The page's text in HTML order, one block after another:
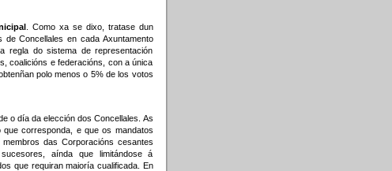
. Como xa se dixo, tratase dun
de Concellales en cada Axuntamento
regla do sistema de representación
coalicións e federacións, con a única
polo menos o 5% de los votos
o día da elección dos Concellales. As
corresponda, e que os mandatos
das Corporacións cesantes
aínda que limitándose á
que requiran maioría cualificada. En